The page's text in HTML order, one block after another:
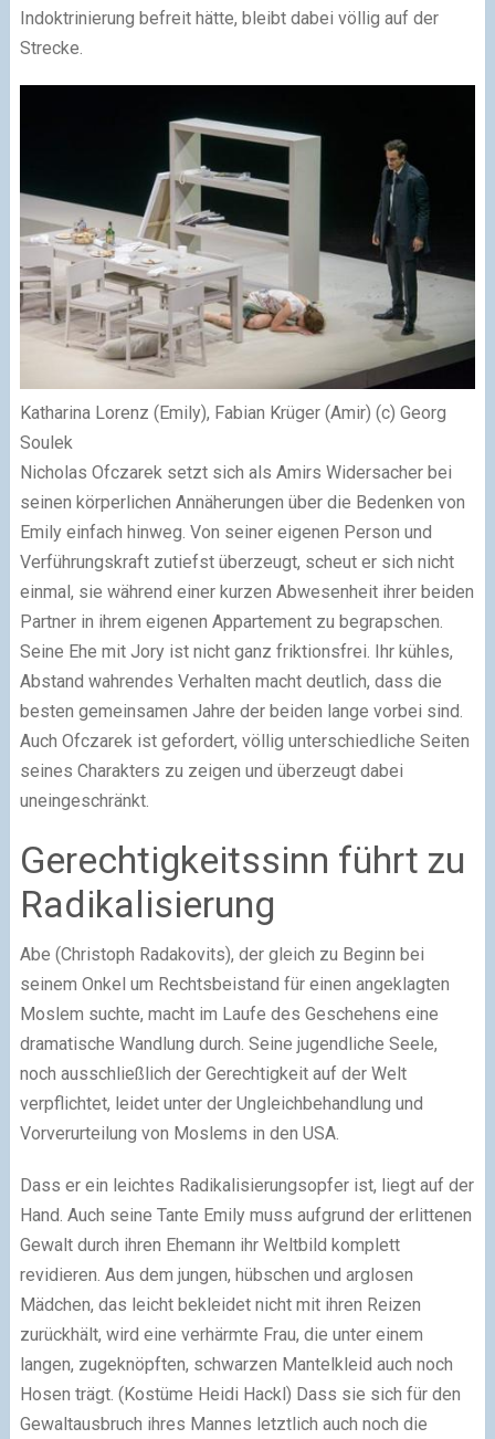
Indoktrinierung befreit hätte, bleibt dabei völlig auf der
Strecke.
Katharina Lorenz (Emily), Fabian Krüger (Amir) (c) Georg
Soulek
Nicholas Ofczarek setzt sich als Amirs Widersacher bei
seinen körperlichen Annäherungen über die Bedenken von
Emily einfach hinweg. Von seiner eigenen Person und
Verführungskraft zutiefst überzeugt, scheut er sich nicht
einmal, sie während einer kurzen Abwesenheit ihrer beiden
Partner in ihrem eigenen Appartement zu begrapschen.
Seine Ehe mit Jory ist nicht ganz friktionsfrei. Ihr kühles,
Abstand wahrendes Verhalten macht deutlich, dass die
besten gemeinsamen Jahre der beiden lange vorbei sind.
Auch Ofczarek ist gefordert, völlig unterschiedliche Seiten
seines Charakters zu zeigen und überzeugt dabei
uneingeschränkt.
Gerechtigkeitssinn führt zu
Radikalisierung
Abe (Christoph Radakovits), der gleich zu Beginn bei
seinem Onkel um Rechtsbeistand für einen angeklagten
Moslem suchte, macht im Laufe des Geschehens eine
dramatische Wandlung durch. Seine jugendliche Seele,
noch ausschließlich der Gerechtigkeit auf der Welt
verpflichtet, leidet unter der Ungleichbehandlung und
Vorverurteilung von Moslems in den USA.
Dass er ein leichtes Radikalisierungsopfer ist, liegt auf der
Hand. Auch seine Tante Emily muss aufgrund der erlittenen
Gewalt durch ihren Ehemann ihr Weltbild komplett
revidieren. Aus dem jungen, hübschen und arglosen
Mädchen, das leicht bekleidet nicht mit ihren Reizen
zurückhält, wird eine verhärmte Frau, die unter einem
langen, zugeknöpften, schwarzen Mantelkleid auch noch
Hosen trägt. (Kostüme Heidi Hackl) Dass sie sich für den
Gewaltausbruch ihres Mannes letztlich auch noch die